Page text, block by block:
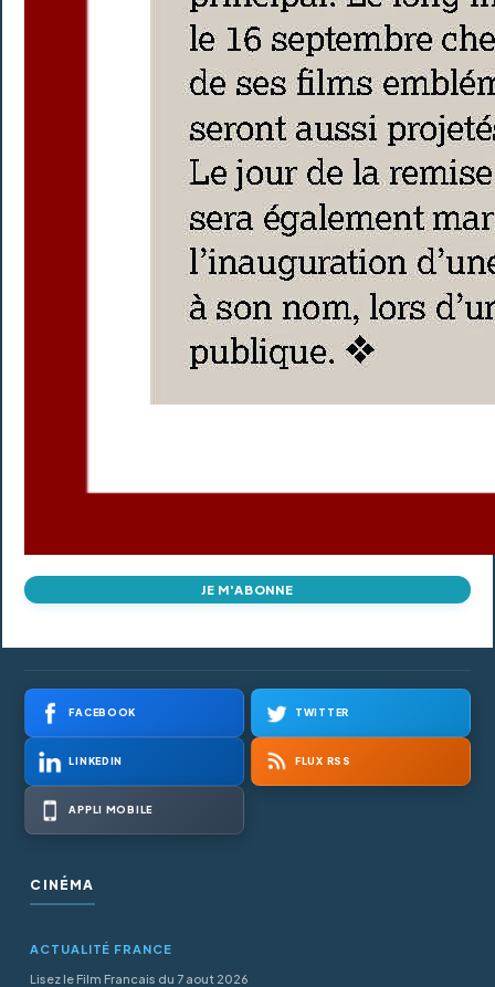
JE M'ABONNE
FACEBOOK TWITTER
LINKEDIN FLUX RSS
APPLI MOBILE
CINÉMA
ACTUALITÉ FRANCE
Lisez le Film Francais du 7 aout 2026